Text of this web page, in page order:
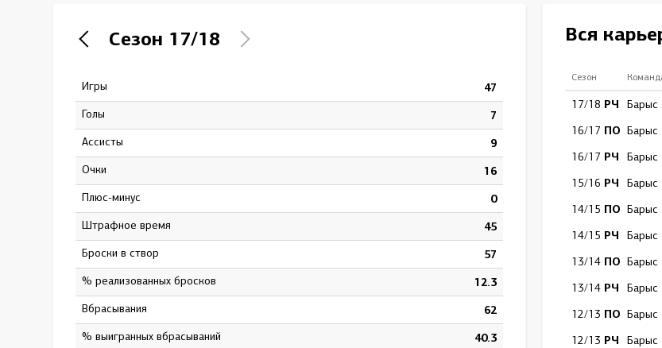
Северсталь
Сезон 17/18
Игры 47
Голы 7
Ассисты 9
Очки 16
Плюс-минус 0
штрафное время 45
Броски в створ 57
% реализованных бросков 12.3
Вбрасывания 62
% выигранных вбрасываний 40.3
Вся
Сезон
17/18 РЧ Барыс
16/17 ПО Барыс
16/17 РЧ Барыс
15/16 РЧ Барыс
14/15 ПО Барыс
14/15 РЧ Барыс
13/14 ПО Барыс
13/14 РЧ Барыс
12/13 ПО Барыс
12/13 РЧ Барыс